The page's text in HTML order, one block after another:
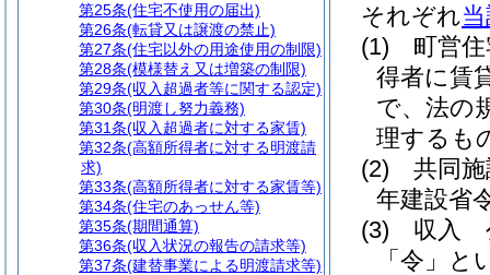
それぞれ
(1)
町営
得者に賃
で、法の
理するも
(2)
共同
年建設省
(3)
収入
「令」と
第25条(住宅不使用の届出)
第26条(転貸又は譲渡の禁止)
第27条(住宅以外の用途使用の制限)
第28条(模様替え又は増築の制限)
第29条(収入超過者等に関する認定)
第30条(明渡し努力義務)
第31条(収入超過者に対する家賃)
第32条(高額所得者に対する明渡請
求)
第33条(高額所得者に対する家賃等)
第34条(住宅のあっせん等)
第35条(期間通算)
第36条(収入状況の報告の請求等)
第37条(建替事業による明渡請求等)